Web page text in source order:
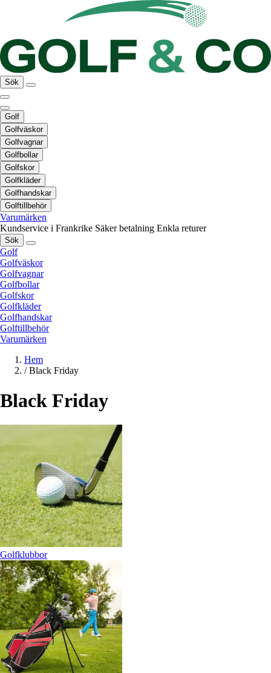
Sök
Golf
Golfväskor
Golfvagnar
Golfbollar
Golfskor
Golfkläder
Golfhandskar
Golftillbehör
Varumärken
Kundservice i Frankrike Säker betalning Enkla returer
Sök
Golf
Golfväskor
Golfvagnar
Golfbollar
Golfskor
Golfkläder
Golfhandskar
Golftillbehör
Varumärken
Hem
/ Black Friday
Black Friday
Golfklubbor